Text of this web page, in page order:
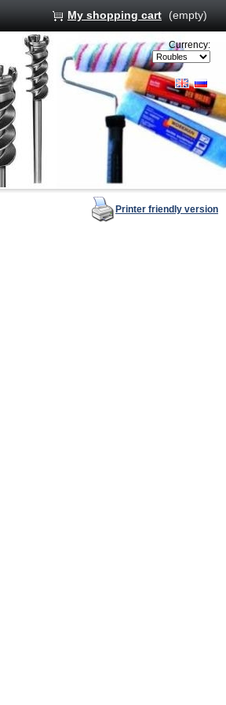
My shopping cart (empty)
Currency:
Printer friendly version